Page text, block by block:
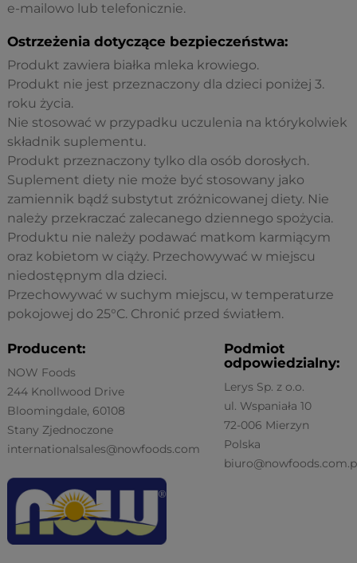
e-mailowo lub telefonicznie.
Ostrzeżenia dotyczące bezpieczeństwa:
Produkt zawiera białka mleka krowiego.
Produkt nie jest przeznaczony dla dzieci poniżej 3.
roku życia.
Nie stosować w przypadku uczulenia na którykolwiek
składnik suplementu.
Produkt przeznaczony tylko dla osób dorosłych.
Suplement diety nie może być stosowany jako
zamiennik bądź substytut zróżnicowanej diety. Nie
należy przekraczać zalecanego dziennego spożycia.
Produktu nie należy podawać matkom karmiącym
oraz kobietom w ciąży. Przechowywać w miejscu
niedostępnym dla dzieci.
Przechowywać w suchym miejscu, w temperaturze
pokojowej do 25°C. Chronić przed światłem.
Producent:
NOW Foods
244 Knollwood Drive
Bloomingdale, 60108
Stany Zjednoczone
internationalsales@nowfoods.com
Podmiot
odpowiedzialny:
Lerys Sp. z o.o.
ul. Wspaniała 10
72-006 Mierzyn
Polska